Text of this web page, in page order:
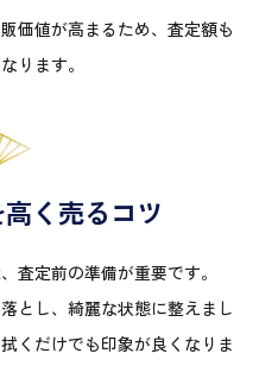
価値が高まるため、査定額も
ります。
く売るコツ
査定前の準備が重要です。
とし、綺麗な状態に整えまし
くだけでも印象が良くなりま